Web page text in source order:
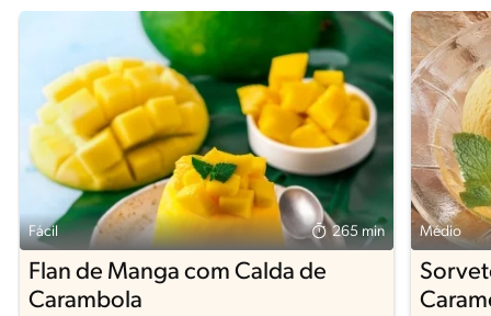
Fácil 265 min
Flan de Manga com Calda de
Carambola
Médio